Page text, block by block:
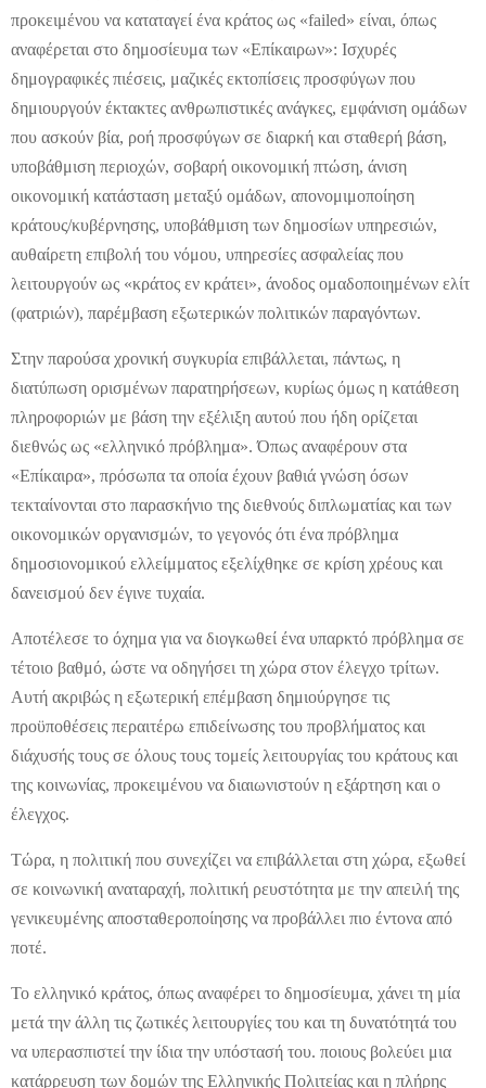
προκειμένου να καταταγεί ένα κράτος ως «failed» είναι, όπως
αναφέρεται στο δημοσίευμα των «Επίκαιρων»: Ισχυρές
δημογραφικές πιέσεις, μαζικές εκτοπίσεις προσφύγων που
δημιουργούν έκτακτες ανθρωπιστικές ανάγκες, εμφάνιση ομάδων
που ασκούν βία, ροή προσφύγων σε διαρκή και σταθερή βάση,
υποβάθμιση περιοχών, σοβαρή οικονομική πτώση, άνιση
οικονομική κατάσταση μεταξύ ομάδων, απονομιμοποίηση
κράτους/κυβέρνησης, υποβάθμιση των δημοσίων υπηρεσιών,
αυθαίρετη επιβολή του νόμου, υπηρεσίες ασφαλείας που
λειτουργούν ως «κράτος εν κράτει», άνοδος ομαδοποιημένων ελίτ
(φατριών), παρέμβαση εξωτερικών πολιτικών παραγόντων.
Στην παρούσα χρονική συγκυρία επιβάλλεται, πάντως, η
διατύπωση ορισμένων παρατηρήσεων, κυρίως όμως η κατάθεση
πληροφοριών με βάση την εξέλιξη αυτού που ήδη ορίζεται
διεθνώς ως «ελληνικό πρόβλημα». Όπως αναφέρουν στα
«Επίκαιρα», πρόσωπα τα οποία έχουν βαθιά γνώση όσων
τεκταίνονται στο παρασκήνιο της διεθνούς διπλωματίας και των
οικονομικών οργανισμών, το γεγονός ότι ένα πρόβλημα
δημοσιονομικού ελλείμματος εξελίχθηκε σε κρίση χρέους και
δανεισμού δεν έγινε τυχαία.
Αποτέλεσε το όχημα για να διογκωθεί ένα υπαρκτό πρόβλημα σε
τέτοιο βαθμό, ώστε να οδηγήσει τη χώρα στον έλεγχο τρίτων.
Αυτή ακριβώς η εξωτερική επέμβαση δημιούργησε τις
προϋποθέσεις περαιτέρω επιδείνωσης του προβλήματος και
διάχυσής τους σε όλους τους τομείς λειτουργίας του κράτους και
της κοινωνίας, προκειμένου να διαιωνιστούν η εξάρτηση και ο
έλεγχος.
Τώρα, η πολιτική που συνεχίζει να επιβάλλεται στη χώρα, εξωθεί
σε κοινωνική αναταραχή, πολιτική ρευστότητα με την απειλή της
γενικευμένης αποσταθεροποίησης να προβάλλει πιο έντονα από
ποτέ.
Το ελληνικό κράτος, όπως αναφέρει το δημοσίευμα, χάνει τη μία
μετά την άλλη τις ζωτικές λειτουργίες του και τη δυνατότητά του
να υπερασπιστεί την ίδια την υπόστασή του. ποιους βολεύει μια
κατάρρευση των δομών της Ελληνικής Πολιτείας και η πλήρης